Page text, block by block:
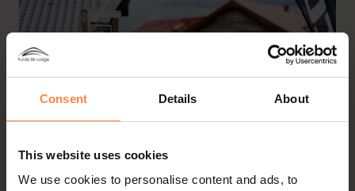
Consent Details About
This website uses cookies
We use cookies to personalise content and ads, to